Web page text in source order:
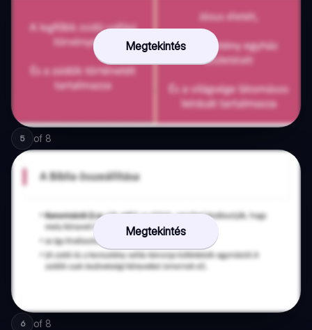
Megtekintés
5 of 8
Megtekintés
6 of 8